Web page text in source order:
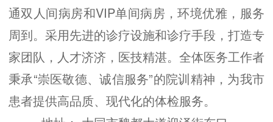
通双人间病房和VIP单间病房，环境优雅，服务
周到。采用先进的诊疗设施和诊疗手段，打造专
家团队，人才济济，医技精湛。全体医务工作者
秉承“崇医敬德、诚信服务”的院训精神，为我市
患者提供高品质、现代化的体检服务。